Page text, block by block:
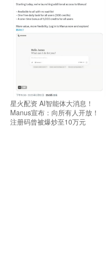
星火配资 AI智能体大消息！
Manus宣布：向所有人开放！
注册码曾被爆炒至10万元